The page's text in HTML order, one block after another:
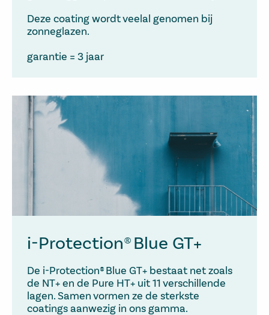
Deze coating wordt veelal genomen bij
zonneglazen.
garantie = 3 jaar
i-Protection® Blue GT+
De i-Protection® Blue GT+ bestaat net zoals
de NT+ en de Pure HT+ uit 11 verschillende
lagen. Samen vormen ze de sterkste
coatings aanwezig in ons gamma.